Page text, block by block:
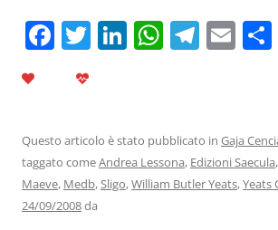
F
b
o
o
T Li
dI
n
W
A
p
T
a
m
E
Questo articolo è stato pubblicato in Gaja
taggato comeAndrea Lessona, Edizioni Saecula,
Maeve, Medb,Sligo,William Butler Yeats,Yeats
24/09/2008da